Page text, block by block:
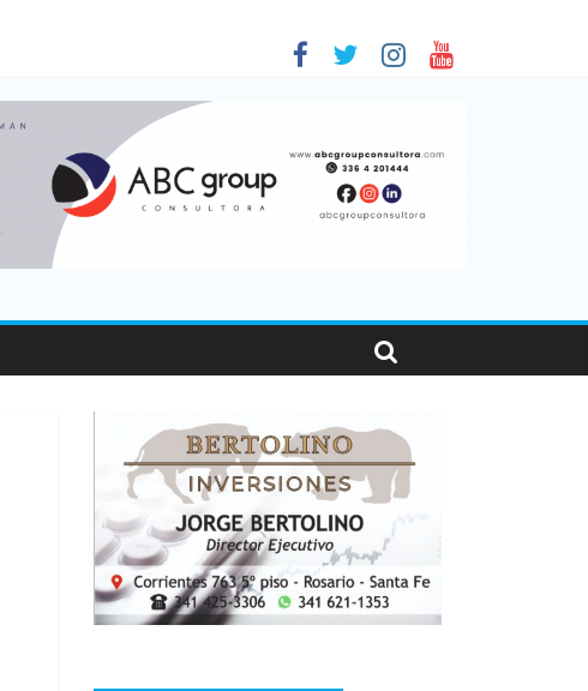
viajaron por el país, un 5,9% más que en 2025
2001